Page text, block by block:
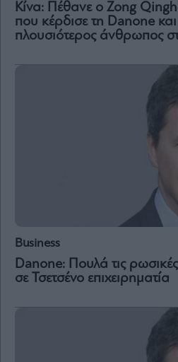
Κίνα: Πέθανε ο Zong
που κέρδισε τη Danone και
πλουσιότερος άνθρωπος
Business
Danone: Πουλά τις
σε Τσετσένο επιχειρηματία